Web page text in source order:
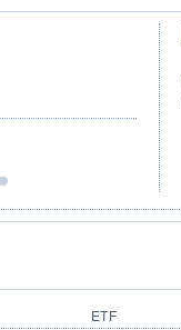
ETF